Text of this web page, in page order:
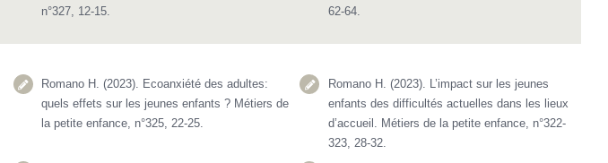
n°327, 12-15.
62-64.
Romano H. (2023). Ecoanxiété des adultes:
quels effets sur les jeunes enfants ? Métiers de
la petite enfance, n°325, 22-25.
Romano H. (2023). L’impact sur les jeunes
enfants des difficultés actuelles dans les lieux
d’accueil. Métiers de la petite enfance, n°322-
323, 28-32.